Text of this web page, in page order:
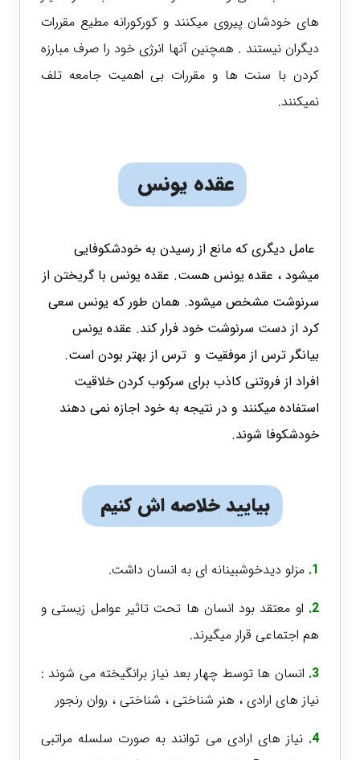
های خودشان پیروی میکنند و کورکورانه مطیع مقررات
دیگران نیستند . همچنین آنها انرژی خود را صرف مبارزه
کردن با سنت ها و مقررات بی اهمیت جامعه تلف
نمیکنند.
عقده یونس
عامل دیگری که مانع از رسیدن به خودشکوفایی
میشود ، عقده یونس هست. عقده یونس با گریختن از
سرنوشت مشخص میشود. همان طور که یونس سعی
کرد از دست سرنوشت خود فرار کند. عقده یونس
بیانگر ترس از موفقیت و ترس از بهتر بودن است.
افراد از فروتنی کاذب برای سرکوب کردن خلاقیت
استفاده میکنند و در نتیجه به خود اجازه نمی دهند
خودشکوفا شوند.
بیایید خلاصه اش کنیم
1. مزلو دیدخوشبینانه ای به انسان داشت.
2. او معتقد بود انسان ها تحت تاثیر عوامل زیستی و
هم اجتماعی قرار میگیرند.
3. انسان ها توسط چهار بعد نیاز برانگیخته می شوند :
نیاز های ارادی ، هنر شناختی ، شناختی ، روان رنجور
4. نیاز های ارادی می توانند به صورت سلسله مراتبی